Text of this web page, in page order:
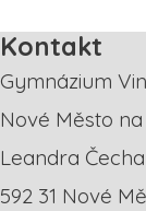
Kontakt
Gymnázium
Nové Město
Leandra Čecha
592 31 Nové